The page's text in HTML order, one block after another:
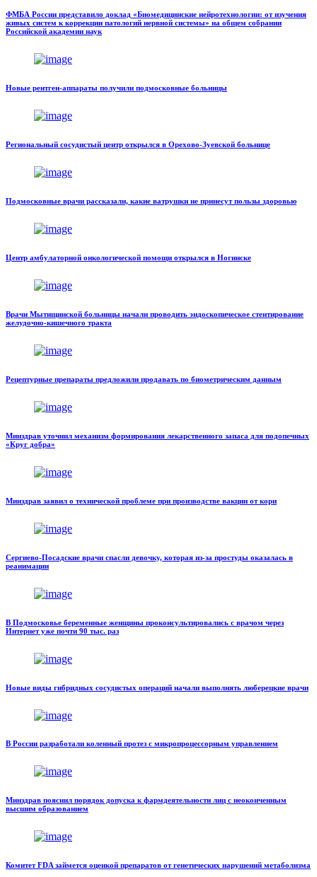
ФМБА России представило доклад «Биомедицинские нейротехнологии: от изучения
живых систем к коррекции патологий нервной системы» на общем собрании
Российской академии наук
Новые рентген-аппараты получили подмосковные больницы
Региональный сосудистый центр открылся в Орехово-Зуевской больнице
Подмосковные врачи рассказали, какие ватрушки не принесут пользы здоровью
Центр амбулаторной онкологической помощи открылся в Ногинске
Врачи Мытищинской больницы начали проводить эндоскопическое стентирование
желудочно-кишечного тракта
Рецептурные препараты предложили продавать по биометрическим данным
Минздрав уточнил механизм формирования лекарственного запаса для подопечных
«Круг добра»
Минздрав заявил о технической проблеме при производстве вакцин от кори
Сергиево-Посадские врачи спасли девочку, которая из-за простуды оказалась в
реанимации
В Подмосковье беременные женщины проконсультировались с врачом через
Интернет уже почти 90 тыс. раз
Новые виды гибридных сосудистых операций начали выполнять люберецкие врачи
В России разработали коленный протез с микропроцессорным управлением
Минздрав пояснил порядок допуска к фармдеятельности лиц с неоконченным
высшим образованием
Комитет FDA займется оценкой препаратов от генетических нарушений метаболизма